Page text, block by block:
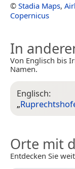
© Stadia Maps,
Copernicus
In
Von Englisch bis
Namen.
Englisch:
„
Orte mit
Entdecken Sie